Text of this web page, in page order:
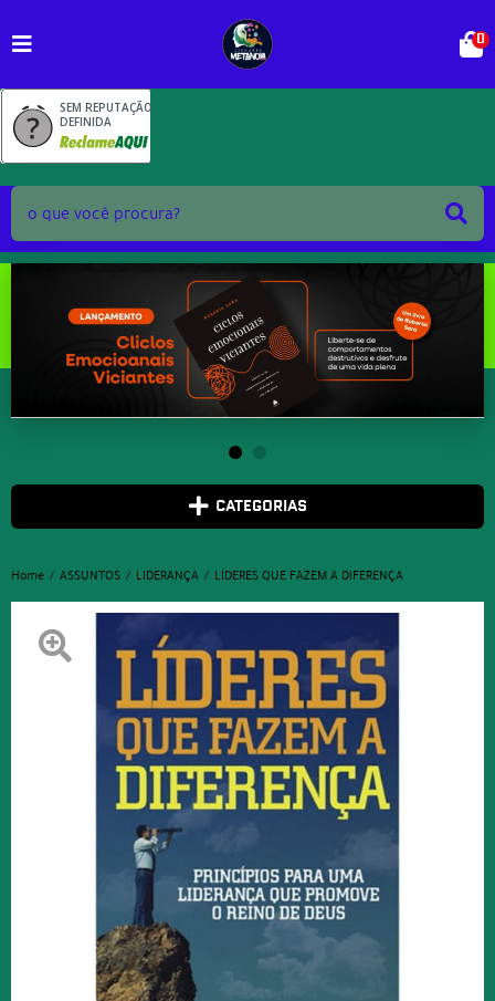
SEM REPUTAÇÃO
DEFINIDA
0
CATEGORIAS
Home ASSUNTOS LIDERANÇA LÍDERES QUE FAZEM A DIFERENÇA